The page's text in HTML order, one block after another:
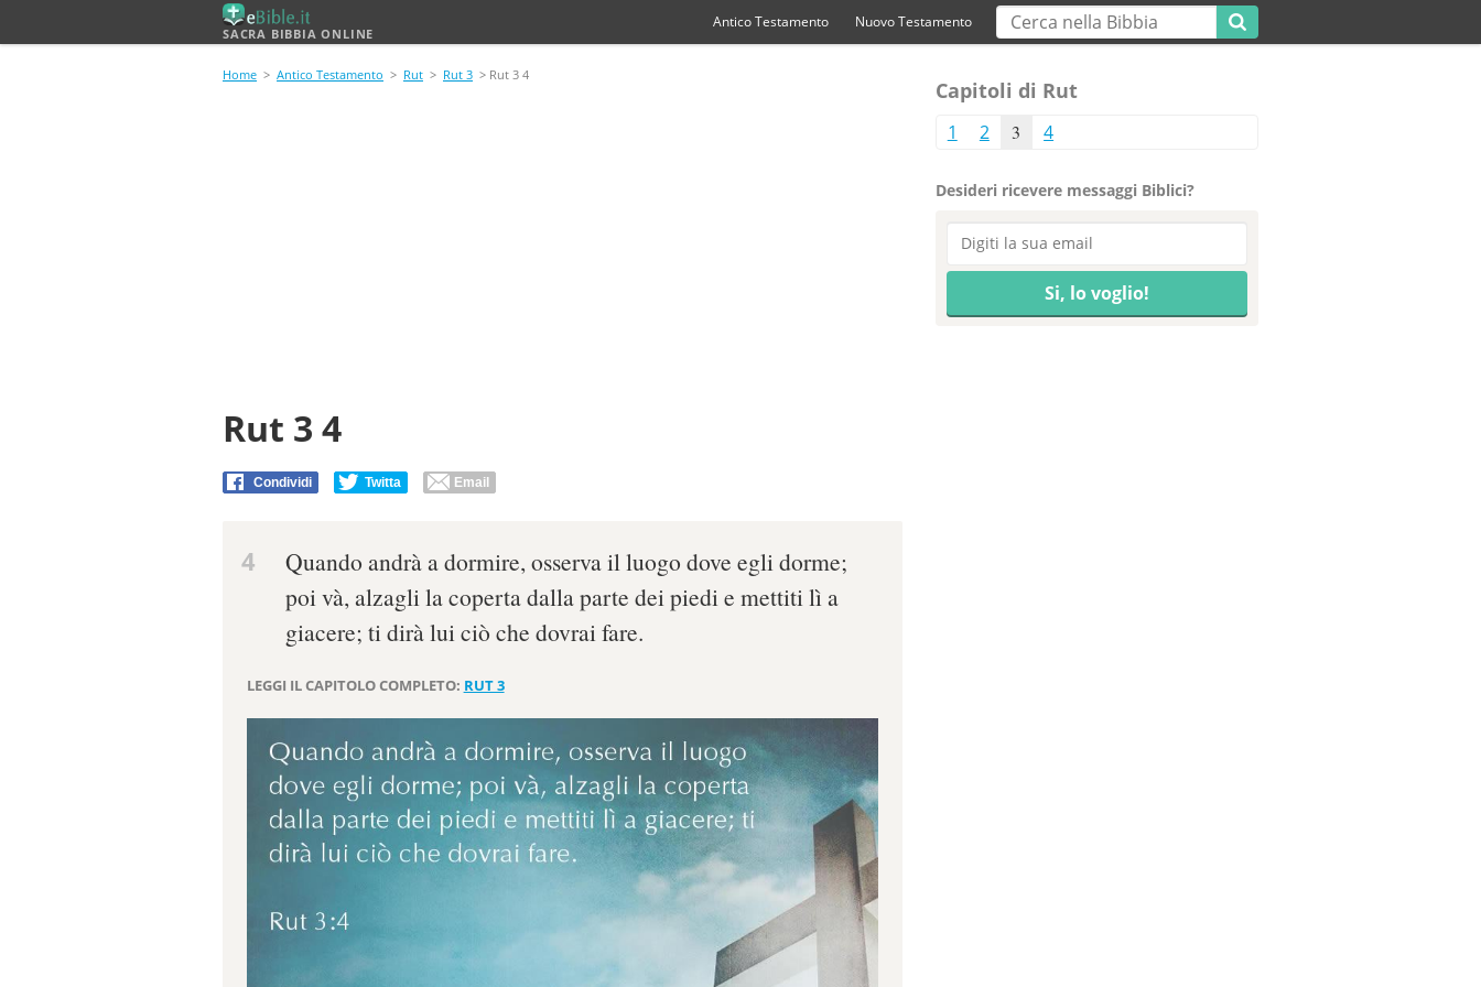
SACRA BIBBIA ONLINE
Antico Testamento Nuovo Testamento
Home > Antico Testamento > Rut > Rut 3 > Rut 3 4
Rut 3 4
Condividi Twitta Email
4
Quando andrà a dormire, osserva il luogo dove egli dorme;
poi và, alzagli la coperta dalla parte dei piedi e mettiti lì a
giacere; ti dirà lui ciò che dovrai fare.
LEGGI IL CAPITOLO COMPLETO: RUT 3
Capitoli di Rut
1 2 3 4
Desideri ricevere messaggi Biblici?